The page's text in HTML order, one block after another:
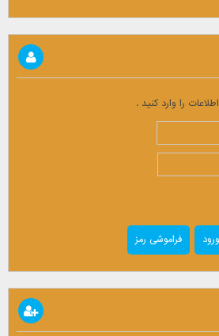
اطلاعات را وارد کنید .
فراموشی رمز